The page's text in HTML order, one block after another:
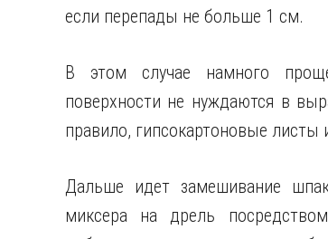
если перепады не больше 1 см.
В этом случае намного
поверхности не нуждаются в
правило, гипсокартоновые
Дальше идет замешивание
миксера на дрель